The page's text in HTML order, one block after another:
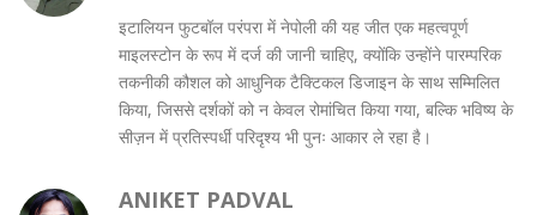
इटालियन फुटबॉल परंपरा में नेपोली की यह जीत एक महत्वपूर्ण
माइलस्टोन के रूप में दर्ज की जानी चाहिए, क्योंकि उन्होंने पारम्परिक
तकनीकी कौशल को आधुनिक टैक्टिकल डिजाइन के साथ सम्मिलित
किया, जिससे दर्शकों को न केवल रोमांचित किया गया, बल्कि भविष्य के
सीज़न में प्रतिस्पर्धी परिदृश्य भी पुनः आकार ले रहा है।
ANIKET PADVAL